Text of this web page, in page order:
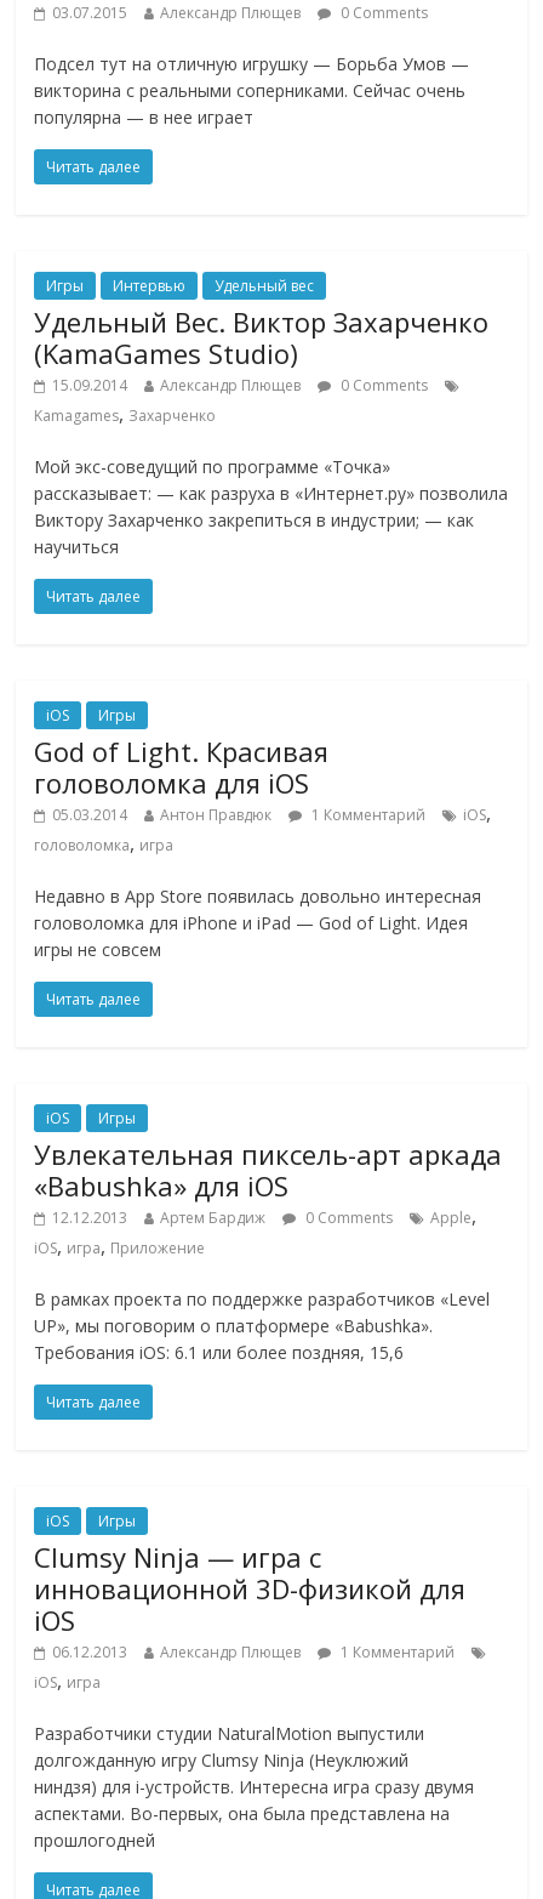
03.07.2015 Александр Плющев 0 Comments
Подсел тут на отличную игрушку — Борьба Умов —
викторина с реальными соперниками. Сейчас очень
популярна — в нее играет
Читать далее
Игры Интервью Удельный вес
Удельный Вес. Виктор Захарченко
(KamaGames Studio)
15.09.2014 Александр Плющев
0 Comments
Kamagames, Захарченко
Мой экс-соведущий по программе «Точка»
рассказывает: — как разруха в «Интернет.ру» позволила
Виктору Захарченко закрепиться в индустрии; — как
научиться
Читать далее
iOS Игры
God of Light. Красивая
головоломка для iOS
05.03.2014 Антон Правдюк 1 Комментарий iOS,
головоломка, игра
Недавно в App Store появилась довольно интересная
головоломка для iPhone и iPad — God of Light. Идея
игры не совсем
Читать далее
iOS Игры
Увлекательная пиксель-арт аркада
«Babushka» для iOS
12.12.2013 Артем Бардиж 0 Comments Apple,
iOS, игра, Приложение
В рамках проекта по поддержке разработчиков «Level
UP», мы поговорим о платформере «Babushka».
Требования iOS: 6.1 или более поздняя, 15,6
Читать далее
iOS Игры
Clumsy Ninja — игра с
инновационной 3D-физикой для
iOS
06.12.2013 Александр Плющев
1 Комментарий
iOS, игра
Разработчики студии NaturalMotion выпустили
долгожданную игру Clumsy Ninja (Неуклюжий
ниндзя) для i-устройств. Интересна игра сразу двумя
аспектами. Во-первых, она была представлена на
прошлогодней
Читать далее